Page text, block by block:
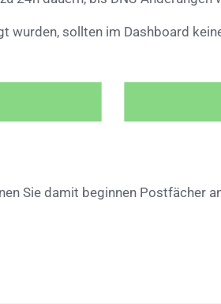
wurden, sollten im Dashboard
Sie damit beginnen Postfächer